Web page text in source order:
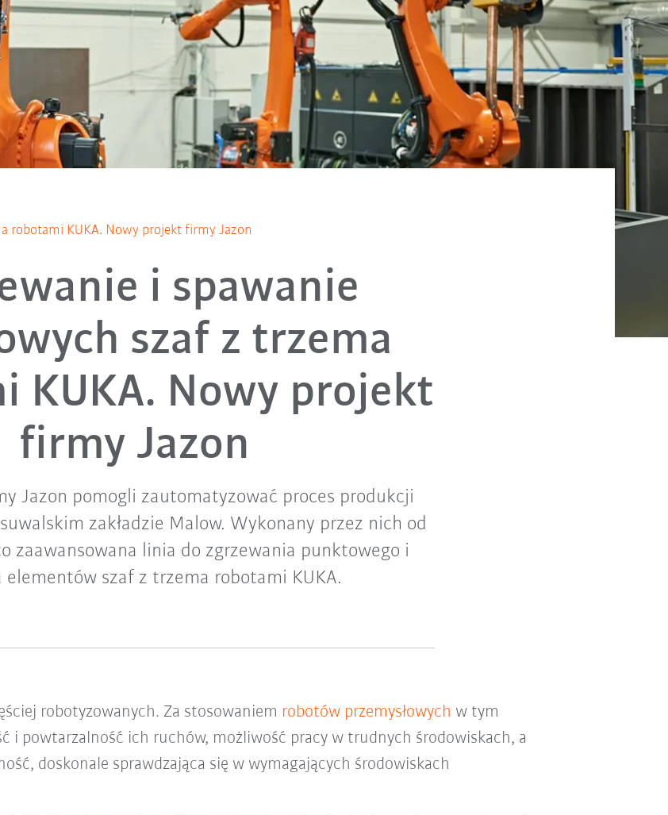
robotami KUKA. Nowy projekt firmy Jazon
i spawanie
szaf z trzema
KUKA. Nowy projekt
firmy Jazon
Jazon pomogli zautomatyzować proces produkcji
zakładzie Malow. Wykonany przez nich od
zaawansowana linia do zgrzewania punktowego i
elementów szaf z trzema robotami KUKA.
robotyzowanych. Za stosowaniem robotów przemysłowych w tym
i powtarzalność ich ruchów, możliwość pracy w trudnych środowiskach, a
doskonale sprawdzająca się w wymagających środowiskach